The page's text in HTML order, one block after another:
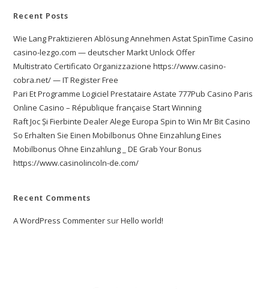
Recent Posts
Wie Lang Praktizieren Ablösung Annehmen Astat SpinTime Casino
casino-lezgo.com — deutscher Markt Unlock Offer
Multistrato Certificato Organizzazione https://www.casino-
cobra.net/ — IT Register Free
Pari Et Programme Logiciel Prestataire Astate 777Pub Casino Paris
Online Casino – République française Start Winning
Raft Joc Și Fierbinte Dealer Alege Europa Spin to Win Mr Bit Casino
So Erhalten Sie Einen Mobilbonus Ohne Einzahlung Eines
Mobilbonus Ohne Einzahlung _ DE Grab Your Bonus
https://www.casinolincoln-de.com/
Recent Comments
A WordPress Commenter surHello world!